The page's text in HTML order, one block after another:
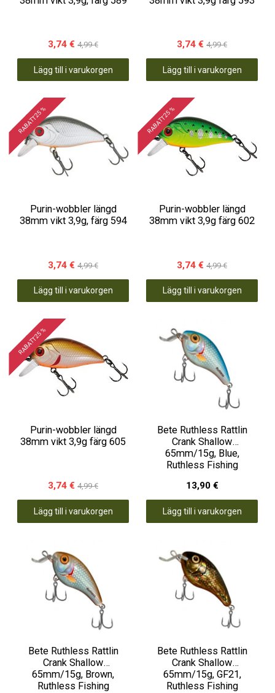
3,74 € 4,99 €
Lägg till i varukorgen
3,74 € 4,99 €
Lägg till i varukorgen
RABATT 25 %
Purin-wobbler längd
38mm vikt 3,9g, färg 594
3,74 € 4,99 €
Lägg till i varukorgen
RABATT 25 %
Purin-wobbler längd
38mm vikt 3,9g färg 602
3,74 € 4,99 €
Lägg till i varukorgen
RABATT 25 %
Purin-wobbler längd
38mm vikt 3,9g färg 605
3,74 € 4,99 €
Lägg till i varukorgen
Bete Ruthless Rattlin
Crank Shallow
65mm/15g, Blue,
Ruthless Fishing
13,90 €
Lägg till i varukorgen
Bete Ruthless Rattlin
Crank Shallow
65mm/15g, Brown,
Ruthless Fishing
Bete Ruthless Rattlin
Crank Shallow
65mm/15g, GF21,
Ruthless Fishing